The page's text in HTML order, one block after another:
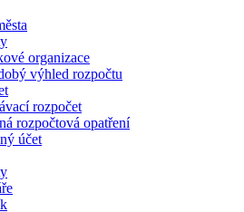
organizace
výhled rozpočtu
rozpočet
rozpočtová opatření
účet